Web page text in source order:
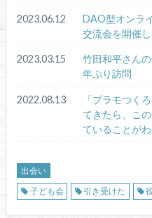
2023.06.12
DAO型オンラ
交流会を開催し
2023.03.15
竹田和平さん
年ぶり訪問
2022.08.13
「プラモつく
てきたら、こ
ていることがわ
出会い
子ども会
引き受けた